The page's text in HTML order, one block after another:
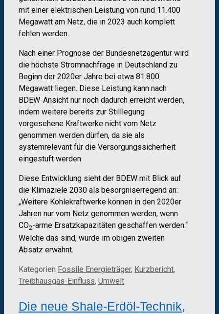
mit einer elektrischen Leistung von rund 11.400
Megawatt am Netz, die in 2023 auch komplett
fehlen werden.
Nach einer Prognose der Bundesnetzagentur wird
die höchste Stromnachfrage in Deutschland zu
Beginn der 2020er Jahre bei etwa 81.800
Megawatt liegen. Diese Leistung kann nach
BDEW-Ansicht nur noch dadurch erreicht werden,
indem weitere bereits zur Stilllegung
vorgesehene Kraftwerke nicht vom Netz
genommen werden dürfen, da sie als
systemrelevant für die Versorgungssicherheit
eingestuft werden.
Diese Entwicklung sieht der BDEW mit Blick auf
die Klimaziele 2030 als besorgniserregend an:
„Weitere Kohlekraftwerke können in den 2020er
Jahren nur vom Netz genommen werden, wenn
CO2-arme Ersatzkapazitäten geschaffen werden.“
Welche das sind, wurde im obigen zweiten
Absatz erwähnt.
Kategorien Fossile Energieträger, Kurzbericht,
Treibhausgas-Einfluss, Umwelt
Die neue Shale-Erdöl-Technik,